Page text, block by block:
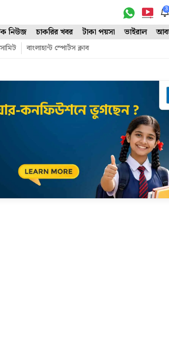
3
নিউজ চাকরির খবর টাকা পয়সা ভাইরাল
বাংলাহান্ট স্পোর্টস ক্লাব